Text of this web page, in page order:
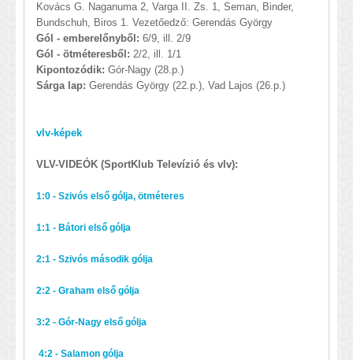
Kovács G. Naganuma 2, Varga II. Zs. 1, Seman, Binder,
Bundschuh, Biros 1. Vezetőedző: Gerendás György
Gól - emberelőnyből: 6/9, ill. 2/9
Gól - ötméteresből: 2/2, ill. 1/1
Kipontozódik: Gór-Nagy (28.p.)
Sárga lap: Gerendás György (22.p.), Vad Lajos (26.p.)
vlv-képek
VLV-VIDEÓK (SportKlub Televízió és vlv):
1:0 - Szivós első gólja, ötméteres
1:1 - Bátori első gólja
2:1 - Szivós második gólja
2:2 - Graham első gólja
3:2 - Gór-Nagy első gólja
4:2 - Salamon gólja